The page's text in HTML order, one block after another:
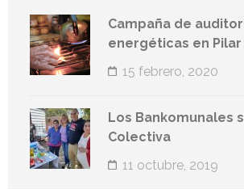
Campaña de
energéticas en Pilar
15 febrero, 2020
Los Bankomunales
Colectiva
11 octubre, 2019